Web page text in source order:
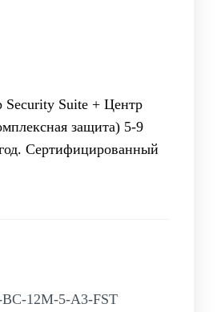
Security Suite + Центр
защита) 5-9
Сертифицированный
12M-5-A3-FST